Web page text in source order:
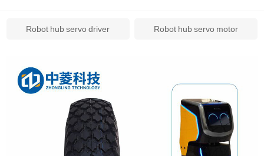
Robot hub servo driver Robot hub servo motor